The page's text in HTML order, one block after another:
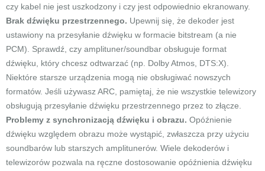
czy kabel nie jest uszkodzony i czy jest odpowiednio ekranowany.
Brak dźwięku przestrzennego. Upewnij się, że dekoder jest
ustawiony na przesyłanie dźwięku w formacie bitstream (a nie
PCM). Sprawdź, czy amplituner/soundbar obsługuje format
dźwięku, który chcesz odtwarzać (np. Dolby Atmos, DTS:X).
Niektóre starsze urządzenia mogą nie obsługiwać nowszych
formatów. Jeśli używasz ARC, pamiętaj, że nie wszystkie telewizory
obsługują przesyłanie dźwięku przestrzennego przez to złącze.
Problemy z synchronizacją dźwięku i obrazu. Opóźnienie
dźwięku względem obrazu może wystąpić, zwłaszcza przy użyciu
soundbarów lub starszych amplitunerów. Wiele dekoderów i
telewizorów pozwala na ręczne dostosowanie opóźnienia dźwięku